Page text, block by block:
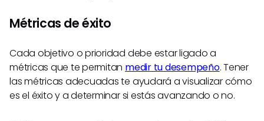
Métricas de éxito
Cada objetivo o prioridad debe estar ligado a
métricas que te permitan medir tu desempeño. Tener
las métricas adecuadas te ayudará a visualizar cómo
es el éxito y a determinar si estás avanzando o no.